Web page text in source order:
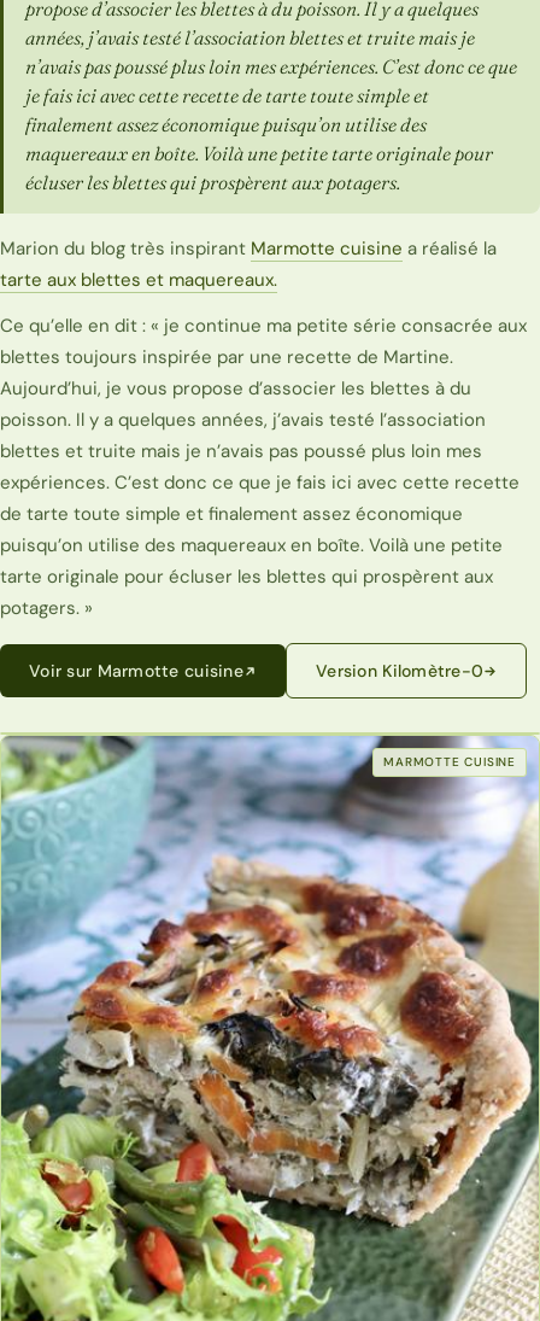
propose d’associer les blettes à du poisson. Il y a quelques
années, j’avais testé l’association blettes et truite mais je
n’avais pas poussé plus loin mes expériences. C’est donc ce que
je fais ici avec cette recette de tarte toute simple et
finalement assez économique puisqu’on utilise des
maquereaux en boîte. Voilà une petite tarte originale pour
écluser les blettes qui prospèrent aux potagers.
Marion du blog très inspirant Marmotte cuisine a réalisé la
tarte aux blettes et maquereaux.
Ce qu’elle en dit : « je continue ma petite série consacrée aux
blettes toujours inspirée par une recette de Martine.
Aujourd’hui, je vous propose d’associer les blettes à du
poisson. Il y a quelques années, j’avais testé l’association
blettes et truite mais je n’avais pas poussé plus loin mes
expériences. C’est donc ce que je fais ici avec cette recette
de tarte toute simple et finalement assez économique
puisqu’on utilise des maquereaux en boîte. Voilà une petite
tarte originale pour écluser les blettes qui prospèrent aux
potagers. »
Voir sur Marmotte cuisine Version Kilomètre-0
MARMOTTE CUISINE